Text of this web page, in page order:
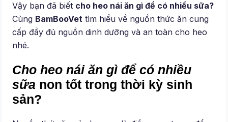
Vậy bạn đã biết cho heo nái ăn gì để có nhiều sữa?
Cùng BamBooVet tìm hiểu về nguồn thức ăn cung
cấp đầy đủ nguồn dinh dưỡng và an toàn cho heo
nhé.
Cho heo nái ăn gì để có nhiều
sữa non tốt trong thời kỳ sinh
sản?